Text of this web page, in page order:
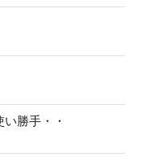
勝手・・